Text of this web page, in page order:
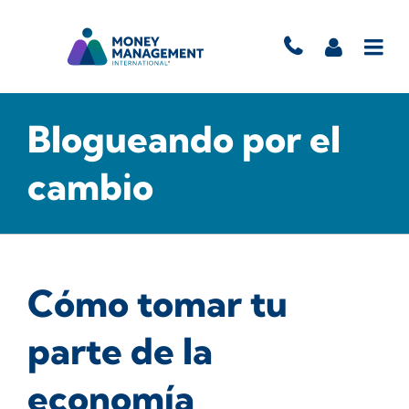
Blogueando por el
cambio
Cómo tomar tu
parte de la
economía